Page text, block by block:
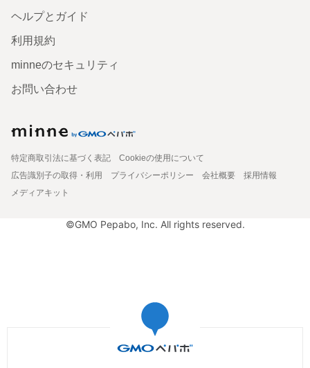
ヘルプとガイド
利用規約
minneのセキュリティ
お問い合わせ
特定商取引法に基づく表記
Cookieの使用について
広告識別子の取得・利用
プライバシーポリシー 会社概要
採用情報
メディアキット
©GMO Pepabo, Inc. All rights reserved.